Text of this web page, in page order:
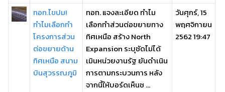
ทอท.ไขปม!
ทำไมเลือกทำ
โครงการส่วน
ต่อขยายด้าน
ทิศเหนือ สนาม
บินสุวรรณภูมิ
ทอท. แจงละเอียด ทำไม
เลือกทำส่วนต่อขยายทาง
ทิศเหนือ สร้าง North
Expansion ระบุชัดไม่ได้
เมินหน่วยงานรัฐ ยันดำเนิน
การตามกระบวนการ หลัง
จากนี้ให้บอร์ดเห็นช ...
วันศุกร์, 15
พฤศจิกายน
2562 19:47